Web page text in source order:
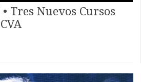
• Tres Nuevos Cursos